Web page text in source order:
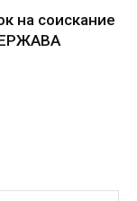
на соискание